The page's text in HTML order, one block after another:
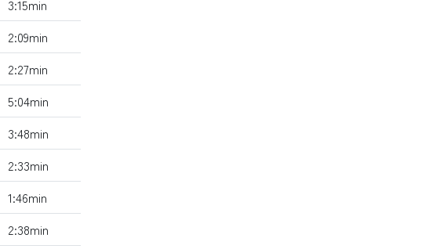
3:15min
2:09min
2:27min
5:04min
3:48min
2:33min
1:46min
2:38min